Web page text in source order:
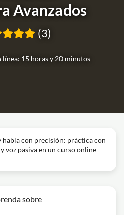
Avanzados
15 horas y 20 minutos
(3)
habla con precisión: práctica con
voz pasiva en un curso online
sobre